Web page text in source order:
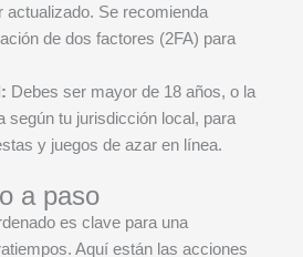
actualizado. Se recomienda
de dos factores (2FA) para
Debes ser mayor de 18 años, o la
según tu jurisdicción local, para
y juegos de azar en línea.
a paso
es clave para una
Aquí están las acciones